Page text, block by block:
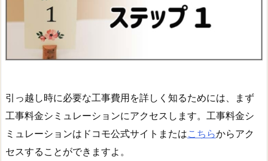
引っ越し時に必要な工事費用を詳しく知るためには、まず
工事料金シミュレーションにアクセスします。工事料金シ
ミュレーションはドコモ公式サイトまたはこちらからアク
セスすることができますよ。